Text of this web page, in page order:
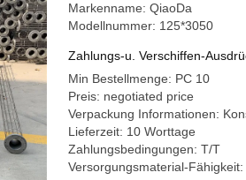
Markenname: QiaoDa
Modellnummer: 125*3050
Zahlungs-u. Verschiffen-
Min Bestellmenge: PC 10
Preis: negotiated price
Verpackung Informationen:
Lieferzeit: 10 Worttage
Zahlungsbedingungen: T/T
Versorgungsmaterial-